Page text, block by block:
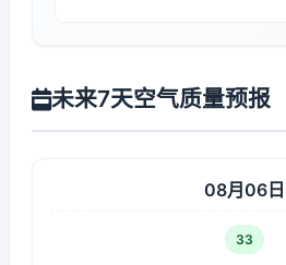
未来7天空气质量预报
08月06日
33